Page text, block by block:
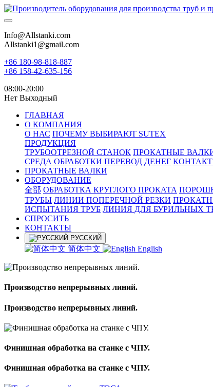
Info@Allstanki.com
Allstanki1@gmail.com
+86 180-98-818-887
+86 158-42-635-156
08:00-20:00
Нет Выходный
ГЛАВНАЯ
О КОМПАНИЯ
О НАС ПОЧЕМУ ВЫБИРАЮТ SUTEX
ПРОДУКЦИЯ
ТРУБООТРЕЗНОЙ СТАНОК ПРОКАТНЫЕ
СРЕДА ОБРАБОТКИ ПЕРЕВОД ДЕНЕГ
ПРОКАТНЫЕ ВАЛКИ
ОБОРУДОВАНИЕ
全部 ОБРАБОТКА КРУГЛОГО ПРОКАТА
ТРУБЫ ЛИНИИ ПОПЕРЕЧНОЙ РЕЗКИ
ИСПЫТАНИЯ ТРУБ ЛИНИЯ ДЛЯ БУРИЛЬНЫХ
СПРОСИТЬ
КОНТАКТЫ
РУССКИЙ
简体中文 English
Производство непрерывных линий.
Производство непрерывных линий.
Финишная обработка на станке с ЧПУ.
Финишная обработка на станке с ЧПУ.